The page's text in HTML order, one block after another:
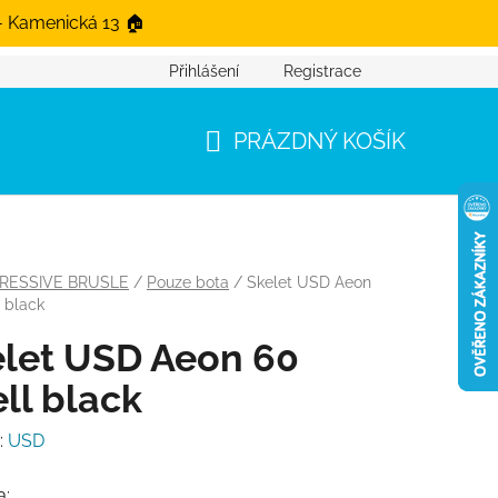
13 🏠
Přihlášení Registrace
PRÁZDNÝ KOŠÍK
BRUSLE / Pouze bota / Skelet USD Aeon
black
USD Aeon 60
black
USD